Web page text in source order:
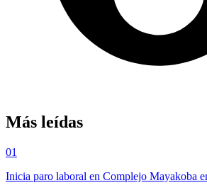
Más leídas
01
Inicia paro laboral en Complejo Mayakoba